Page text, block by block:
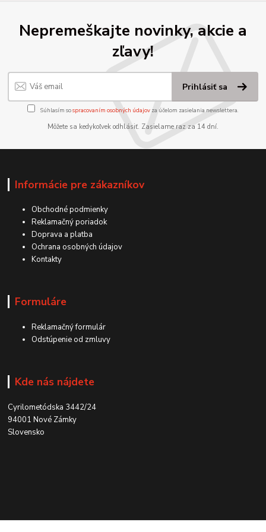
Nepremeškajte novinky, akcie a
zľavy!
Prihlásiť sa
Súhlasím sospracovaním osobných údajov za účelom zasielania newslettera.
Môžete sa kedykoľvek odhlásiť. Zasielame raz za 14 dní.
Informácie pre zákazníkov
Obchodné podmienky
Reklamačný poriadok
Doprava a platba
Ochrana osobných údajov
Kontakty
Formuláre
Reklamačný formulár
Odstúpenie od zmluvy
Kde nás nájdete
Cyrilometódska 3442/24
94001 Nové Zámky
Slovensko